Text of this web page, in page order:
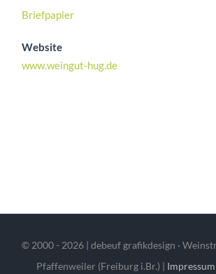
Briefpapier
Website
www.weingut-hug.de
© 2000 - 2026 | debeuf grafikdesign ·
Pfaffenweiler (Freiburg i.Br.) | Impressum